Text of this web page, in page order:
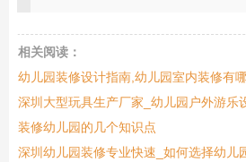
相关阅读：
幼儿园装修设计指南,幼儿园室内装修有
深圳大型玩具生产厂家_幼儿园户外游乐
装修幼儿园的几个知识点